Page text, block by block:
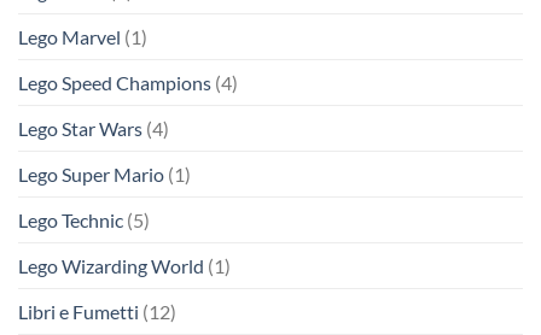
Lego Marvel (1)
Lego Speed Champions (4)
Lego Star Wars (4)
Lego Super Mario (1)
Lego Technic (5)
Lego Wizarding World (1)
Libri e Fumetti (12)